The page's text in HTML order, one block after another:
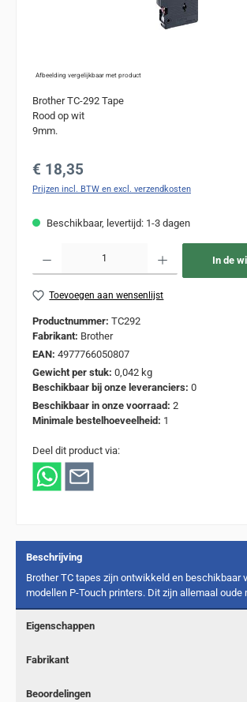
Afbeelding vergelijkbaar met product
Brother TC-292 Tape
Rood op wit
9mm.
Normale prijs:
€ 18,35
Prijzen incl. BTW en excl. verzendkosten
Beschikbaar, levertijd: 1-3 dagen
In de
Toevoegen aan wensenlijst
Productnummer: TC292
Fabrikant: Brother
EAN: 4977766050807
Gewicht per stuk: 0,042 kg
Beschikbaar bij onze leveranciers: 0
Beschikbaar in onze voorraad: 2
Minimale bestelhoeveelheid: 1
Deel dit product via:
Beschrijving
Brother TC tapes zijn ontwikkeld en beschikbaar
modellen P-Touch printers. Dit zijn allemaal oude
Eigenschappen
Fabrikant
Beoordelingen